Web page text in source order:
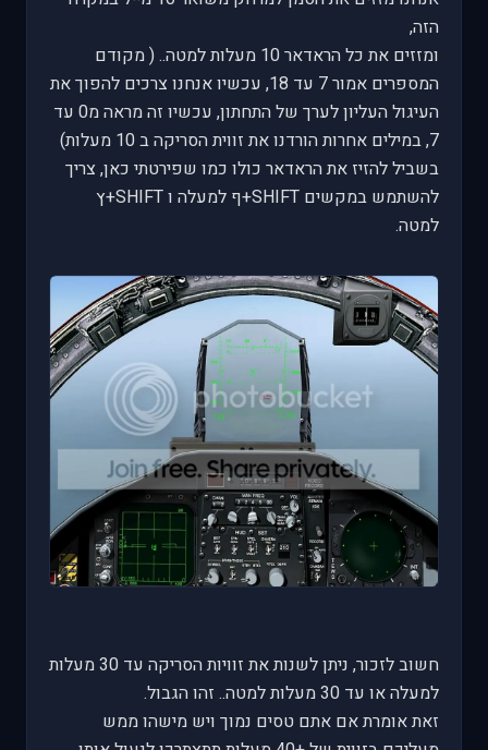
הזה,
ומזזים את כל הראדאר 10 מעלות למטה.. ( מקודם
המספרים אמור 7 עד 18, עכשיו אנחנו צרכים להפוך את
העיגול העליון לערך של התחתון, עכשיו זה מראה מ0 עד
7, במילים אחרות הורדנו את זווית הסריקה ב 10 מעלות)
בשביל להזיז את הראדאר כולו כמו שפירטתי כאן, צריך
להשתמש במקשים SHIFT+ף למעלה ו SHIFT+ץ
למטה.
חשוב לזכור, ניתן לשנות את זוויות הסריקה עד 30 מעלות
למעלה או עד 30 מעלות למטה.. זהו הגבול.
זאת אומרת אם אתם טסים נמוך ויש מישהו ממש